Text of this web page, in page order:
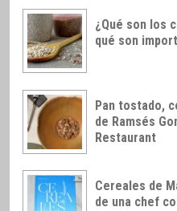
¿Qué son los
qué son
Pan tostado,
de Ramsés
Restaurant
Cereales de
de una chef